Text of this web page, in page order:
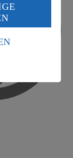
du im Sinne
dass deine
EuGH sieht
an.
US-
findest du